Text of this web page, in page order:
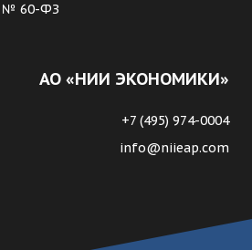
№ 60-ФЗ
АО «НИИ ЭКОНОМИКИ»
+7 (495) 974-0004
info@niieap.com